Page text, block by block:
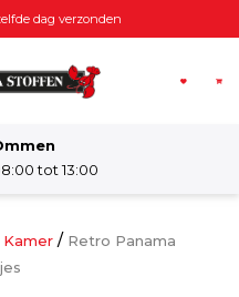
dag verzonden
tot 13:00
Kamer / Retro Panama